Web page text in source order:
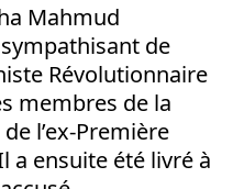
Mahmud
de
Révolutionnaire
membres de la
l’ex-Première
a ensuite été livré à